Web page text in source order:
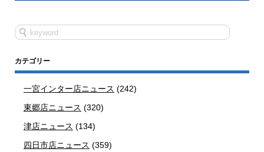
カテゴリー
一宮インター店ニュース (242)
東郷店ニュース (320)
津店ニュース (134)
四日市店ニュース (359)